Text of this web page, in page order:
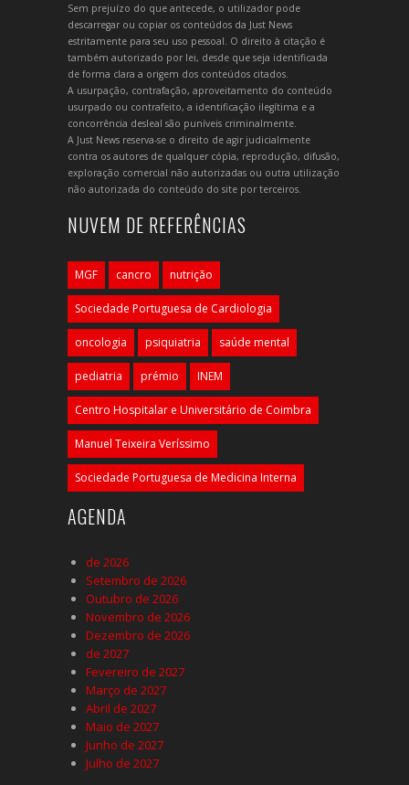
Sem prejuízo do que antecede, o utilizador pode
descarregar ou copiar os conteúdos da Just News
estritamente para seu uso pessoal. O direito à citação é
também autorizado por lei, desde que seja identificada
de forma clara a origem dos conteúdos citados.
A usurpação, contrafação, aproveitamento do conteúdo
usurpado ou contrafeito, a identificação ilegítima e a
concorrência desleal são puníveis criminalmente.
A Just News reserva-se o direito de agir judicialmente
contra os autores de qualquer cópia, reprodução, difusão,
exploração comercial não autorizadas ou outra utilização
não autorizada do conteúdo do site por terceiros.
NUVEM DE REFERÊNCIAS
MGF cancro nutrição
Sociedade Portuguesa de Cardiologia
oncologia psiquiatria saúde mental
pediatria prémio INEM
Centro Hospitalar e Universitário de Coimbra
Manuel Teixeira Veríssimo
Sociedade Portuguesa de Medicina Interna
AGENDA
de 2026
Setembro de 2026
Outubro de 2026
Novembro de 2026
Dezembro de 2026
de 2027
Fevereiro de 2027
Março de 2027
Abril de 2027
Maio de 2027
Junho de 2027
Julho de 2027